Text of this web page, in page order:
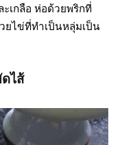
เกลือ ห่อด้วยพริกที่
ไข่ที่ทำเป็นหลุ่มเป็น
ไส้